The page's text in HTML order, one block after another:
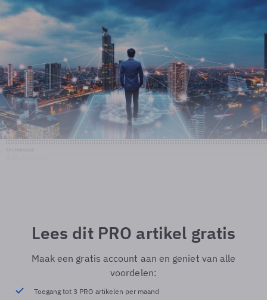
Lees dit PRO artikel gratis
Maak een gratis account aan en geniet van alle
voordelen:
Toegang tot 3 PRO artikelen per maand